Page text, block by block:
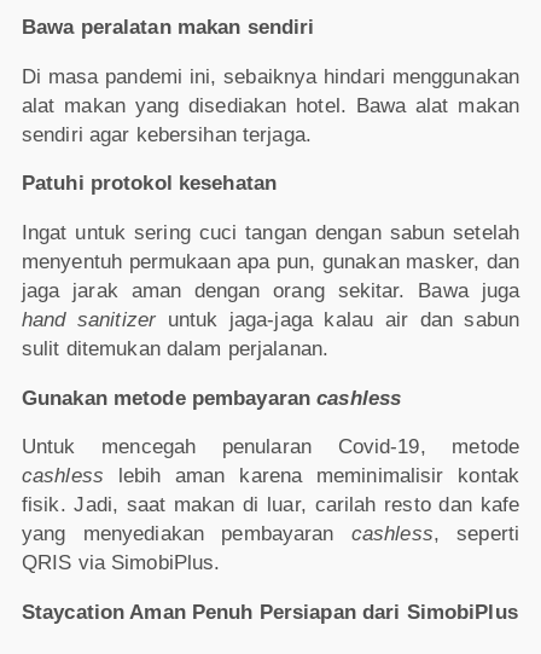
Bawa peralatan makan sendiri
Di masa pandemi ini, sebaiknya hindari menggunakan
alat makan yang disediakan hotel. Bawa alat makan
sendiri agar kebersihan terjaga.
Patuhi protokol kesehatan
Ingat untuk sering cuci tangan dengan sabun setelah
menyentuh permukaan apa pun, gunakan masker, dan
jaga jarak aman dengan orang sekitar. Bawa juga
hand sanitizer untuk jaga-jaga kalau air dan sabun
sulit ditemukan dalam perjalanan.
Gunakan metode pembayarancashless
Untuk mencegah penularan Covid-19, metode
cashless lebih aman karena meminimalisir kontak
fisik. Jadi, saat makan di luar, carilah resto dan kafe
yang menyediakan pembayaran cashless, seperti
QRIS via SimobiPlus.
Staycation Aman Penuh Persiapan dari SimobiPlus